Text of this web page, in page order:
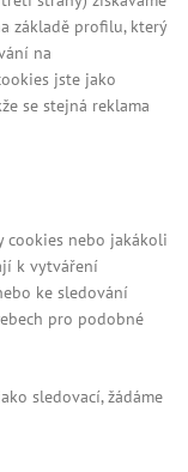
základě profilu, který
na
jste jako
se stejná reklama
cookies nebo jakákoli
k vytváření
ke sledování
pro podobné
sledovací, žádáme